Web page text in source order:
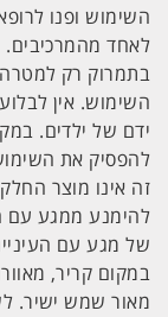
השימוש ופנו
לאחד
בתמרוק רק
השימוש. אין
ידם של ילדים.
להפסיק את
זה אינו מוצר
להימנע ממגע עם
של מגע עם
במקום קריר,
מאור שמש ישיר.